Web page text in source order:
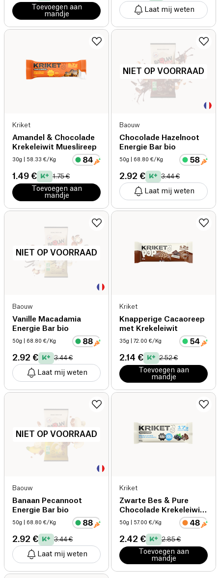
Toevoegen aan
mandje
Laat mij weten
Kriket
Amandel & Chocolade
Krekeleiwit Mueslireep
30g | 58.33 €/Kg
1.49 € 1.75 €
Toevoegen aan
mandje
NIET OP VOORRAAD
Baouw
Chocolade Hazelnoot
Energie Bar bio
50g | 68.80 €/Kg
2.92 € 3.44 €
Laat mij weten
NIET OP VOORRAAD
Baouw
Vanille Macadamia
Energie Bar bio
50g | 68.80 €/Kg
2.92 € 3.44 €
Laat mij weten
Kriket
Knapperige Cacaoreep
met Krekeleiwit
35g | 72.00 €/Kg
2.14 € 2.52 €
Toevoegen aan
mandje
NIET OP VOORRAAD
Baouw
Banaan Pecannoot
Energie Bar bio
50g | 68.80 €/Kg
2.92 € 3.44 €
Laat mij weten
Kriket
Zwarte Bes & Pure
Chocolade Krekeleiwit
Mueslireep
50g | 57.00 €/Kg
2.42 € 2.85 €
Toevoegen aan
mandje